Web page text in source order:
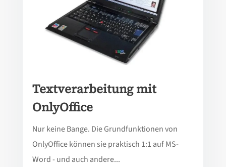
Textverarbeitung mit
OnlyOffice
Nur keine Bange. Die Grundfunktionen von
OnlyOffice können sie praktisch 1:1 auf MS-
Word - und auch andere...